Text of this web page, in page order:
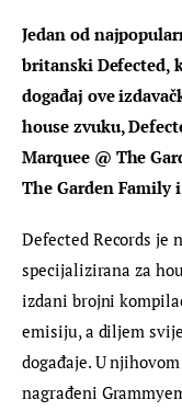
Jedan od
britanski Defected,
događaj ove
house zvuku,
Marquee @ The
The Garden Family
Defected Records je
specijalizirana za
izdani brojni
emisiju, a diljem
događaje. U
nagrađeni